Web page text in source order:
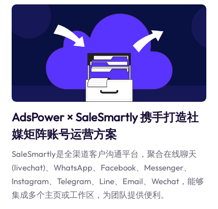
AdsPower × SaleSmartly 携手打造社
媒矩阵账号运营方案
SaleSmartly是全渠道客户沟通平台，聚合在线聊天
(livechat)、WhatsApp、Facebook、Messenger、
Instagram、Telegram、Line、Email、Wechat，能够
集成多个主页或工作区，为团队提供便利。